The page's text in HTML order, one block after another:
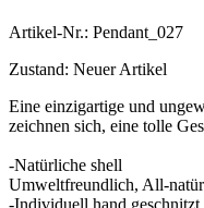
Artikel-Nr.: Pendant_027
Zustand: Neuer Artikel
Eine einzigartige und
zeichnen sich, eine tolle
-Natürliche shell
Umweltfreundlich, All-
-Individuell hand